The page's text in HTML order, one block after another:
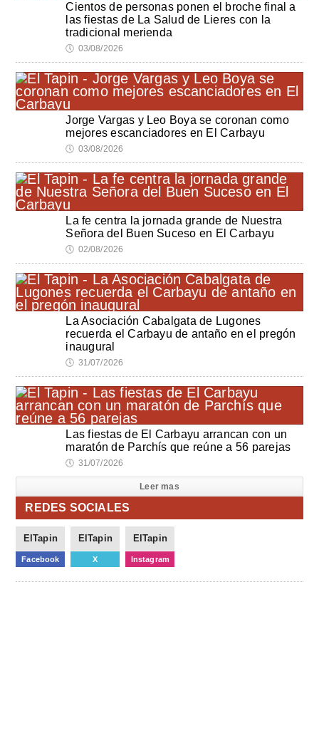
Cientos de personas ponen el broche final a
las fiestas de La Salud de Lieres con la
tradicional merienda
🕔 03/08/2026
Jorge Vargas y Leo Boya se coronan como
mejores escanciadores en El Carbayu
🕔 03/08/2026
La fe centra la jornada grande de Nuestra
Señora del Buen Suceso en El Carbayu
🕔 02/08/2026
La Asociación Cabalgata de Lugones
recuerda el Carbayu de antaño en el pregón
inaugural
🕔 31/07/2026
Las fiestas de El Carbayu arrancan con un
maratón de Parchís que reúne a 56 parejas
🕔 31/07/2026
Leer mas
REDES SOCIALES
ElTapin
Facebook
ElTapin
X
ElTapin
Instagram